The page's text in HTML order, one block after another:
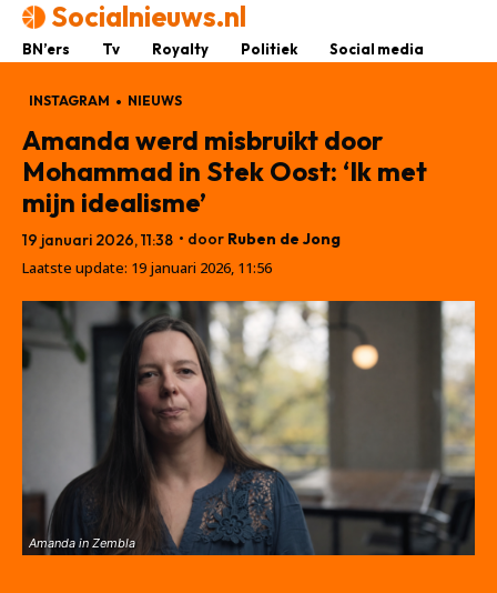
Socialnieuws.nl
BN’ers Tv Royalty Politiek Social media
INSTAGRAM NIEUWS
Amanda werd misbruikt door
Mohammad in Stek Oost: ‘Ik met
mijn idealisme’
19 januari 2026, 11:38 • door Ruben de Jong
Laatste update: 19 januari 2026, 11:56
Amanda in Zembla